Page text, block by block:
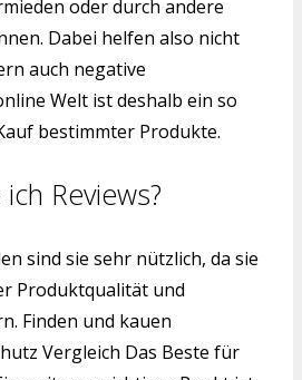
oder durch andere
Dabei helfen also nicht
auch negative
Welt ist deshalb ein so
bestimmter Produkte.
Reviews?
sind sie sehr nützlich, da sie
Produktqualität und
Finden und kauen
Vergleich Das Beste für